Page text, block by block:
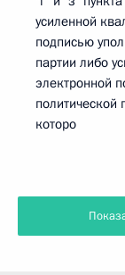
усиленной
подписью
партии либо
электронной
политической
которо